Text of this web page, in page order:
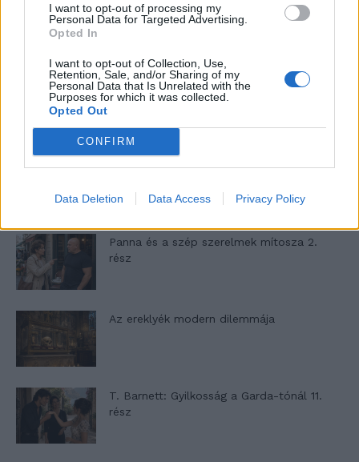
I want to opt-out of processing my
Personal Data for Targeted Advertising.
Opted In
I want to opt-out of Collection, Use,
Retention, Sale, and/or Sharing of my
Personal Data that Is Unrelated with the
Purposes for which it was collected.
Opted Out
CONFIRM
Data Deletion Data Access Privacy Policy
10 tanács, ha jobban akarod érezni magad
a hétköznapokban
Egy ház, amely a tengerre és a fényre
nyílik – Villa...
A családok, akik soha nem hagyták abba
Panna és a szép szerelmek mítosza 2.
rész
Az ereklyék modern dilemmája
T. Barnett: Gyilkosság a Garda-tónál 11.
rész